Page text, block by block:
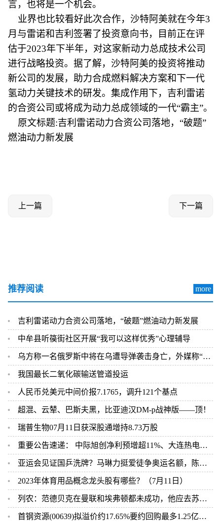
言，也将是一个机会。
业界也比较看好此次合作，沙特阿美就在今年3
月与雷诺和吉利签署了投资意向书，目前正在评
估于2023年下半年，对这家新动力总成技术公司
进行战略投资。据了解，沙特阿美的投资将推动
新公司的发展，助力合成燃料解决方案和下一代
氢动力关键技术的研发。集成作用下，吉利雷诺
的合资公司或将成为动力总成领域的一代“霸主”。
原文标题:吉利雷诺动力合资公司落地，“破题”
燃油动力新发展
上一篇 下一篇
推荐阅读 more
吉利雷诺动力合资公司落地，“破题”燃油动力新发展
中牟县听篌街社区开展“我可以这样优秀”心理辅导
乌方称一名俄罗斯中将在乌遭导弹袭击身亡，外媒称“无法核实”
我国最长二氧化碳输送管道投运
人民币兑美元中间价报7.1765，调升121个基点
超混、云辇、巴斯夫黑，比亚迪汉DM-p战神版——顶！
瑞普生物07月11日获深股通增持8.73万股
重要公告速递： 中际旭创净利预增超11%、大连热电重组标的审计尚未完成、科大讯飞股东近期减持
亚运会见证国乒洗牌？马琳力挺爱徒争奥运名额，陈梦被放弃成定局
2023年体育用品概念龙头股有哪些？（7月11日）
列农：范德贝克在曼联和埃弗顿都未成功，他应去苏超重新开始
首钢资源(00639)拟溢价约17.65%要约回购最多1.25亿股股份 7月12日复牌